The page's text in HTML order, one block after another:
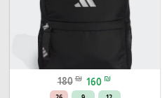
180 ₪ 160 ₪